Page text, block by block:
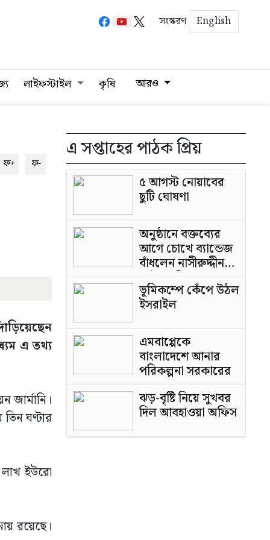
সংস্করণ English
লাইফস্টাইল কৃষি আরও
ফ+ ফ-
এ তথ্য
জার্মানি।
ঘণ্টার
লাখ ইউরো
রয়েছে।
এ সপ্তাহের পাঠক প্রিয়
৫ আগস্ট নোয়াবের
ছুটি ঘোষণা
অনুষ্ঠানে বক্তব্যের
আগে চোখে ব্যান্ডেজ
বাঁধলেন নাসীরুদ্দীন
পাটওয়ারী
ভূমিকম্পে কেঁপে উঠল
ইসরাইল
এমবাপ্পেকে
বাংলাদেশে আনার
পরিকল্পনা সরকারের
ঝড়-বৃষ্টি নিয়ে সুখবর
দিল আবহাওয়া অফিস